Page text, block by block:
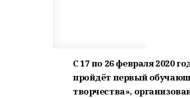
С 17 по 26 февраля 2020
пройдёт первый
творчества»,